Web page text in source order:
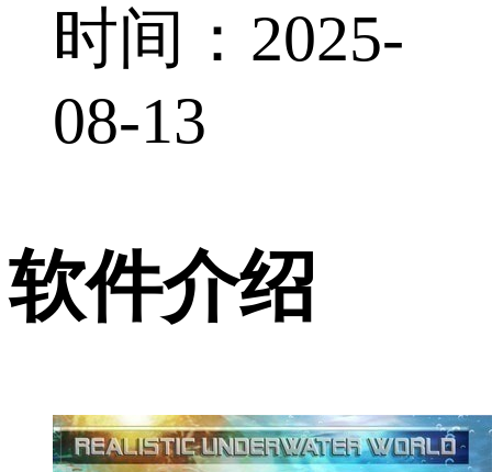
时间：2025-
08-13
软件介绍